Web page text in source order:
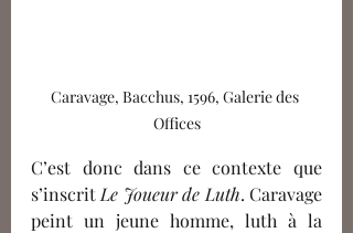
Caravage, Bacchus, 1596, Galerie des
Offices
C’est donc dans ce contexte que
s’inscrit Le Joueur de Luth. Caravage
peint un jeune homme, luth à la